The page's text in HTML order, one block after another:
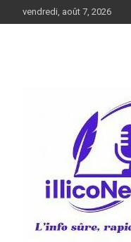
au
vendredi, août 7, 2026